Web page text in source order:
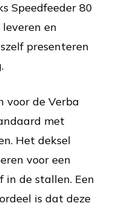
Speedfeeder 80
en
presenteren
voor de Verba
met
Het deksel
voor een
in de stallen. Een
is dat deze